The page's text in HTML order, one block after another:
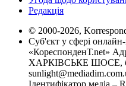
Редакція
© 2000-2026,
Суб'єкт у сфері
«КореспонденТ.net»
ХАРКІВСЬКЕ ШОСЕ,
Ідентифікатор медіа –